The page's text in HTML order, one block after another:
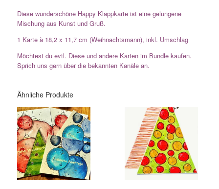
Diese wunderschöne Happy Klappkarte ist eine gelungene
Mischung aus Kunst und Gruß.
1 Karte à 18,2 x 11,7 cm (Weihnachtsmann), inkl. Umschlag
Möchtest du evtl. Diese und andere Karten im Bundle kaufen.
Sprich uns gern über die bekannten Kanäle an.
Ähnliche Produkte